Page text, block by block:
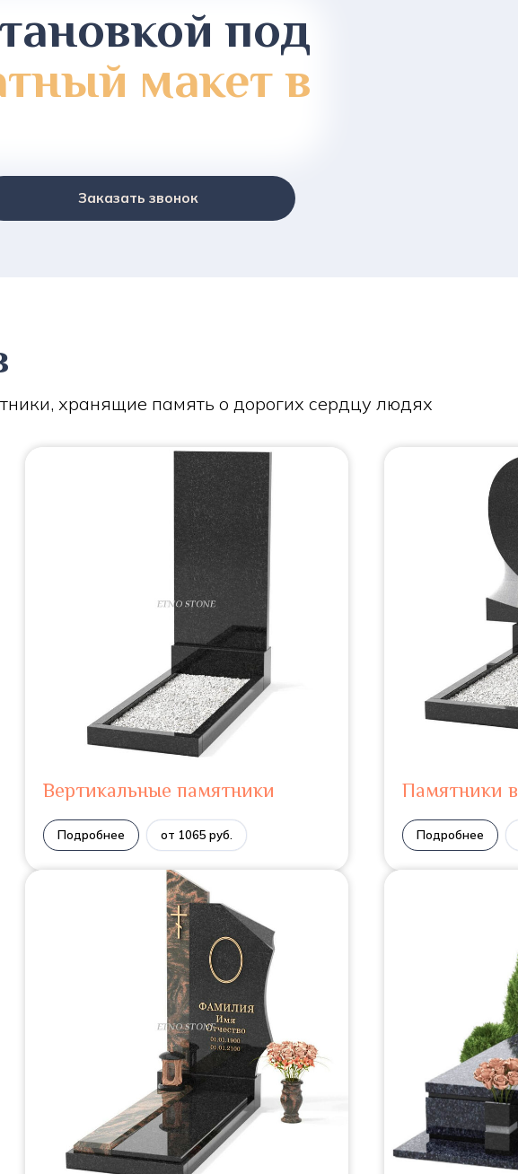
под
макет в
Заказать звонок
хранящие память о дорогих сердцу людях
Вертикальные памятники
Подробнее от 1065 руб.
Памятники
Подробнее